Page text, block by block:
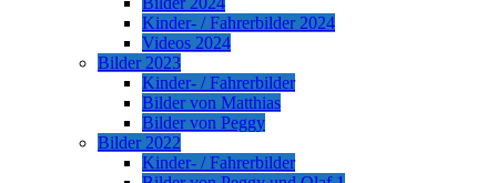
Kinder- / Fahrerbilder 2024
Videos 2024
Bilder 2023
Kinder- / Fahrerbilder
Bilder von Matthias
Bilder von Peggy
Bilder 2022
Kinder- / Fahrerbilder